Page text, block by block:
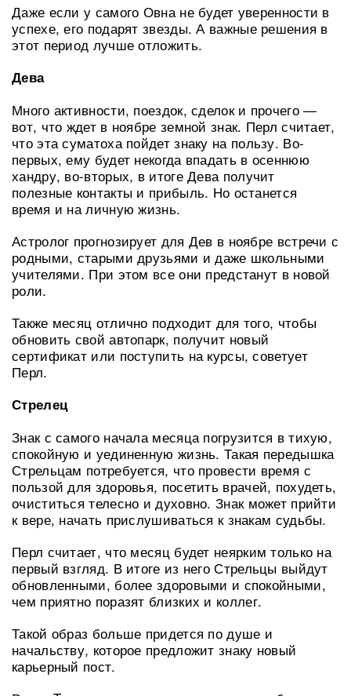
Даже если у самого Овна не будет уверенности в
успехе, его подарят звезды. А важные решения в
этот период лучше отложить.
Дева
Много активности, поездок, сделок и прочего —
вот, что ждет в ноябре земной знак. Перл считает,
что эта суматоха пойдет знаку на пользу. Во-
первых, ему будет некогда впадать в осеннюю
хандру, во-вторых, в итоге Дева получит
полезные контакты и прибыль. Но останется
время и на личную жизнь.
Астролог прогнозирует для Дев в ноябре встречи с
родными, старыми друзьями и даже школьными
учителями. При этом все они предстанут в новой
роли.
Также месяц отлично подходит для того, чтобы
обновить свой автопарк, получит новый
сертификат или поступить на курсы, советует
Перл.
Стрелец
Знак с самого начала месяца погрузится в тихую,
спокойную и уединенную жизнь. Такая передышка
Стрельцам потребуется, что провести время с
пользой для здоровья, посетить врачей, похудеть,
очиститься телесно и духовно. Знак может прийти
к вере, начать прислушиваться к знакам судьбы.
Перл считает, что месяц будет неярким только на
первый взгляд. В итоге из него Стрельцы выйдут
обновленными, более здоровыми и спокойными,
чем приятно поразят близких и коллег.
Такой образ больше придется по душе и
начальству, которое предложит знаку новый
карьерный пост.